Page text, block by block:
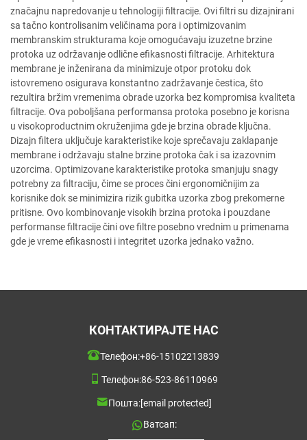
značajnu napredovanje u tehnologiji filtracije. Ovi filtri su dizajnirani
sa tačno kontrolisanim veličinama pora i optimizovanim
membranskim strukturama koje omogućavaju izuzetne brzine
protoka uz održavanje odlične efikasnosti filtracije. Arhitektura
membrane je inženirana da minimizuje otpor protoku dok
istovremeno osigurava konstantno zadržavanje čestica, što
rezultira bržim vremenima obrade uzorka bez kompromisa kvaliteta
filtracije. Ova poboljšana performansa protoka posebno je korisna
u visokoproductnim okruženjima gde je brzina obrade ključna.
Dizajn filtera uključuje karakteristike koje sprečavaju zaklapanje
membrane i održavaju stalne brzine protoka čak i sa izazovnim
uzorcima. Optimizovane karakteristike protoka smanjuju snagу
potrebnу za filtraciju, čime se proces čini ergonomičnijim za
korisnike dok se minimizira rizik gubitka uzorka zbog prekomerne
pritisne. Ovo kombinovanje visokih brzina protoka i pouzdane
performanse filtracije čini ove filtre posebno vrednim u primenama
gde je vreme efikasnosti i integritet uzorka jednako važno.
КОНТАКТИРАЈТЕ НАС
Телефон:+86-15102213839
Телефон:86-523-86110969
Пошта:[email protected]
Ватсап: